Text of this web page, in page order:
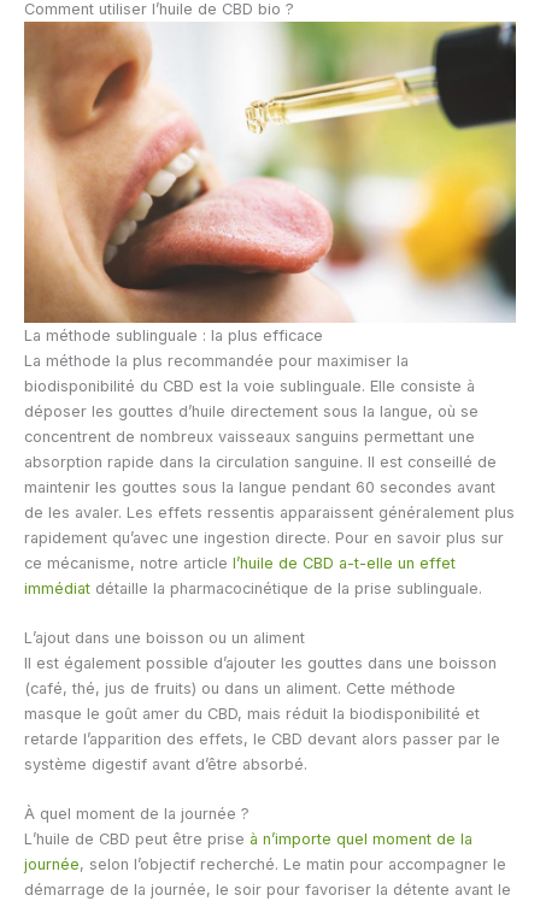
Comment utiliser l’huile de CBD bio ?
La méthode sublinguale : la plus efficace
La méthode la plus recommandée pour maximiser la
biodisponibilité du CBD est la voie sublinguale. Elle consiste à
déposer les gouttes d’huile directement sous la langue, où se
concentrent de nombreux vaisseaux sanguins permettant une
absorption rapide dans la circulation sanguine. Il est conseillé de
maintenir les gouttes sous la langue pendant 60 secondes avant
de les avaler. Les effets ressentis apparaissent généralement plus
rapidement qu’avec une ingestion directe. Pour en savoir plus sur
ce mécanisme, notre article l’huile de CBD a-t-elle un effet
immédiat détaille la pharmacocinétique de la prise sublinguale.
L’ajout dans une boisson ou un aliment
Il est également possible d’ajouter les gouttes dans une boisson
(café, thé, jus de fruits) ou dans un aliment. Cette méthode
masque le goût amer du CBD, mais réduit la biodisponibilité et
retarde l’apparition des effets, le CBD devant alors passer par le
système digestif avant d’être absorbé.
À quel moment de la journée ?
L’huile de CBD peut être prise à n’importe quel moment de la
journée, selon l’objectif recherché. Le matin pour accompagner le
démarrage de la journée, le soir pour favoriser la détente avant le